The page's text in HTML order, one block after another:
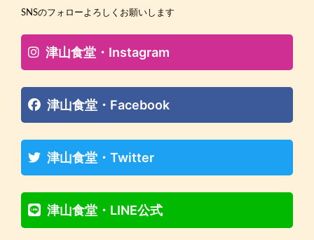
SNSのフォローよろしくお願いします
津山食堂・Instagram
津山食堂・Facebook
津山食堂・Twitter
津山食堂・LINE公式